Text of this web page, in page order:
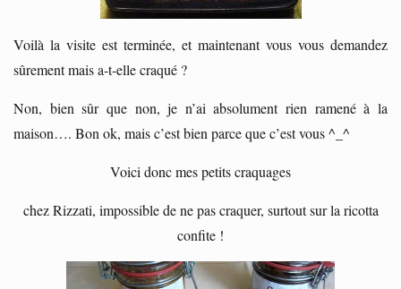
Voilà la visite est terminée, et maintenant vous vous demandez
sûrement mais a-t-elle craqué ?
Non, bien sûr que non, je n’ai absolument rien ramené à la
maison…. Bon ok, mais c’est bien parce que c’est vous ^_^
Voici donc mes petits craquages
chez Rizzati, impossible de ne pas craquer, surtout sur la ricotta
confite !